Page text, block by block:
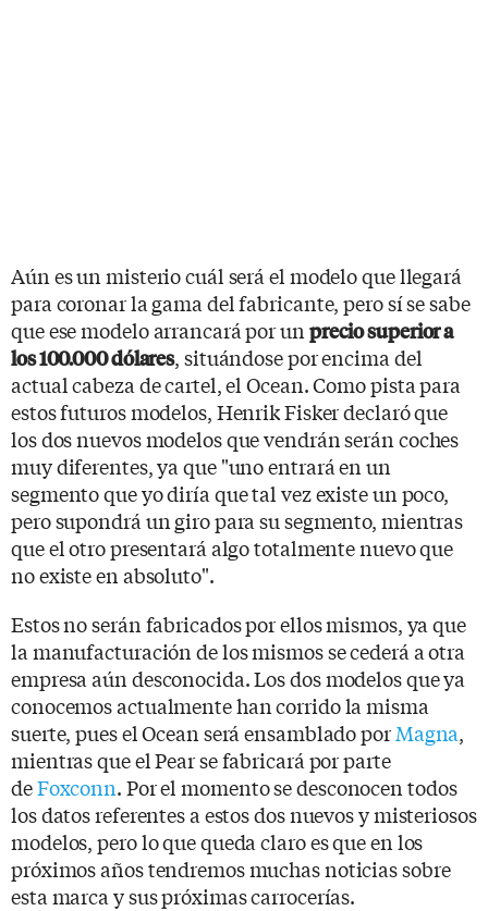
Aún es un misterio cuál será el modelo que llegará
para coronar la gama del fabricante, pero sí se sabe
que ese modelo arrancará por un precio superior a
los 100.000 dólares, situándose por encima del
actual cabeza de cartel, el Ocean. Como pista para
estos futuros modelos, Henrik Fisker declaró que
los dos nuevos modelos que vendrán serán coches
muy diferentes, ya que "uno entrará en un
segmento que yo diría que tal vez existe un poco,
pero supondrá un giro para su segmento, mientras
que el otro presentará algo totalmente nuevo que
no existe en absoluto".
Estos no serán fabricados por ellos mismos, ya que
la manufacturación de los mismos se cederá a otra
empresa aún desconocida. Los dos modelos que ya
conocemos actualmente han corrido la misma
suerte, pues el Ocean será ensamblado porMagna,
mientras que el Pear se fabricará por parte
deFoxconn. Por el momento se desconocen todos
los datos referentes a estos dos nuevos y misteriosos
modelos, pero lo que queda claro es que en los
próximos años tendremos muchas noticias sobre
esta marca y sus próximas carrocerías.